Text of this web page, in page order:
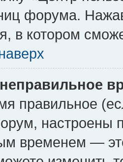
форума.
в котором
правильное
настроены
временем —